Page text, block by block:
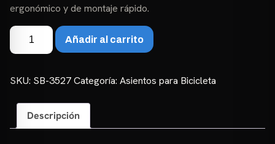
ergonómico y de montaje rápido.
Asiento
Maxgo
SL
cantidad
Añadir al carrito
SKU: SB-3527Categoría: Asientos para Bicicleta
Descripción